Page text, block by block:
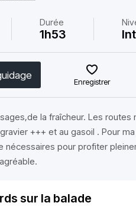
Durée
1h53
Enregistrer
la fraîcheur. Les
+++ et au gasoil . Pour
nécessaires pour profiter
sur la balade